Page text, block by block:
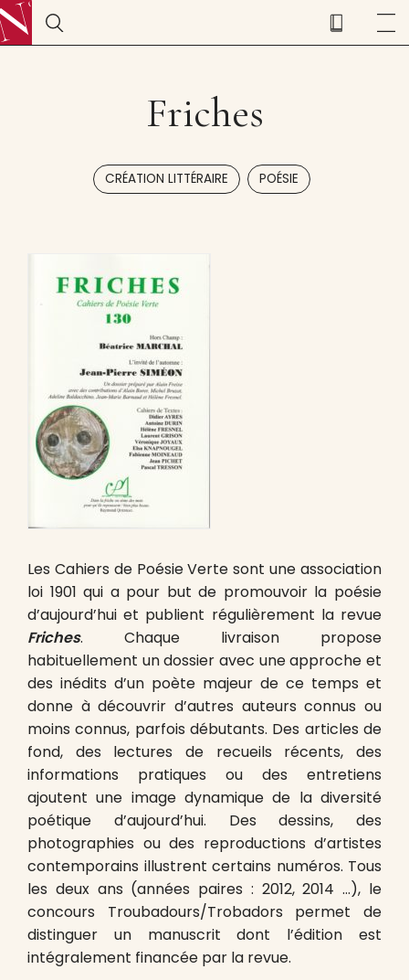
Friches
CRÉATION LITTÉRAIRE , POÉSIE
Les Cahiers de Poésie Verte sont une association
loi 1901 qui a pour but de promouvoir la poésie
d’aujourd’hui et publient régulièrement la revue
Friches. Chaque livraison propose
habituellement un dossier avec une approche et
des inédits d’un poète majeur de ce temps et
donne à découvrir d’autres auteurs connus ou
moins connus, parfois débutants. Des articles de
fond, des lectures de recueils récents, des
informations pratiques ou des entretiens
ajoutent une image dynamique de la diversité
poétique d’aujourd’hui. Des dessins, des
photographies ou des reproductions d’artistes
contemporains illustrent certains numéros. Tous
les deux ans (années paires : 2012, 2014 …), le
concours Troubadours/Trobadors permet de
distinguer un manuscrit dont l’édition est
intégralement financée par la revue.